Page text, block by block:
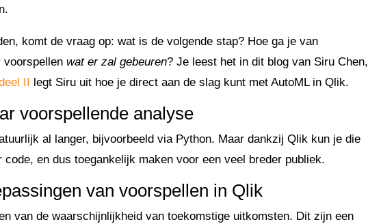
komt de vraag op: wat is de volgende stap? Hoe ga je van
voorspellen wat er zal gebeuren? Je leest het in dit blog van Siru Chen,
II legt Siru uit hoe je direct aan de slag kunt met AutoML in Qlik.
voorspellende analyse
al langer, bijvoorbeeld via Python. Maar dankzij Qlik kun je die
en dus toegankelijk maken voor een veel breder publiek.
van voorspellen in Qlik
van de waarschijnlijkheid van toekomstige uitkomsten. Dit zijn een